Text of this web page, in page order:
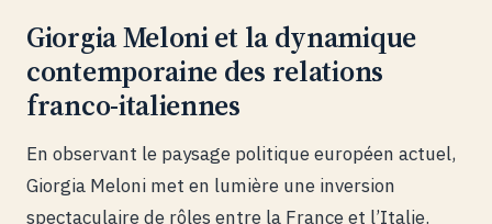
Giorgia Meloni et la dynamique
contemporaine des relations
franco-italiennes
En observant le paysage politique européen actuel,
Giorgia Meloni met en lumière une inversion
spectaculaire de rôles entre la France et l’Italie.